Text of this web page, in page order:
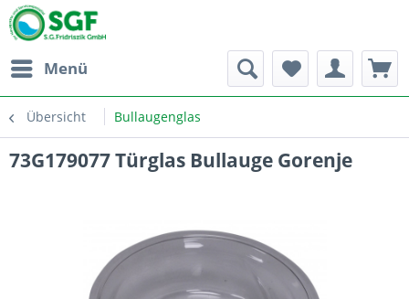
Menü
Übersicht Bullaugenglas
73G179077 Türglas Bullauge Gorenje